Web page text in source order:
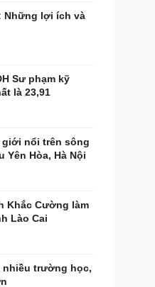
Những lợi ích và
Sư phạm kỹ
là 23,91
giới nổi trên sông
Yên Hòa, Hà Nội
Khắc Cường làm
Lào Cai
trường học,